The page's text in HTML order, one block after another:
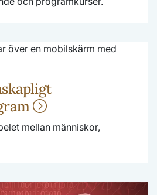
mellan människor,